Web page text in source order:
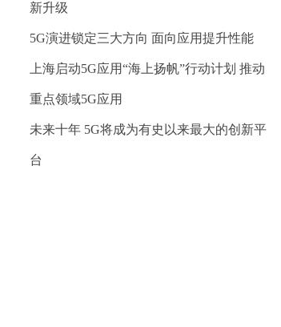
新升级
5G演进锁定三大方向 面向应用提升性能
上海启动5G应用“海上扬帆”行动计划 推动
重点领域5G应用
未来十年 5G将成为有史以来最大的创新平
台